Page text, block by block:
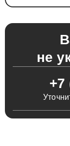
не
+7